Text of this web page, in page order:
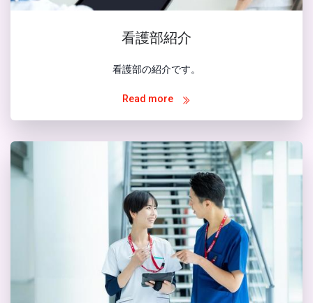
看護部紹介
看護部の紹介です。
Read more